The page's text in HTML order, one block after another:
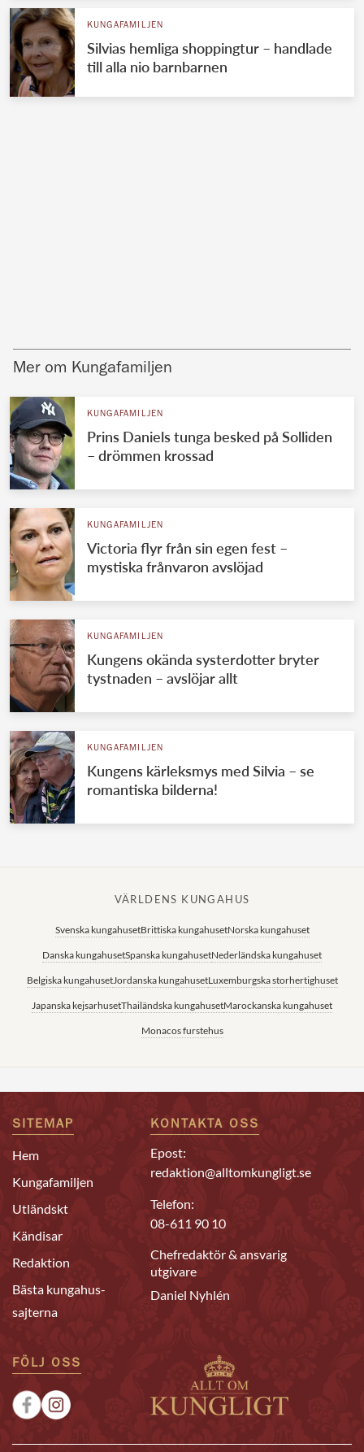
KUNGAFAMILJEN
Silvias hemliga shoppingtur – handlade
till alla nio barnbarnen
Mer om Kungafamiljen
KUNGAFAMILJEN
Prins Daniels tunga besked på Solliden
– drömmen krossad
KUNGAFAMILJEN
Victoria flyr från sin egen fest –
mystiska frånvaron avslöjad
KUNGAFAMILJEN
Kungens okända systerdotter bryter
tystnaden – avslöjar allt
KUNGAFAMILJEN
Kungens kärleksmys med Silvia – se
romantiska bilderna!
VÄRLDENS KUNGAHUS
Svenska kungahusetBrittiska kungahusetNorska kungahuset
Danska kungahusetSpanska kungahusetNederländska kungahuset
Belgiska kungahusetJordanska kungahusetLuxemburgska storhertighuset
Japanska kejsarhusetThailändska kungahusetMarockanska kungahuset
Monacos furstehus
SITEMAP
Hem
Kungafamiljen
Utländskt
Kändisar
Redaktion
Bästa kungahus-
sajterna
KONTAKTA OSS
Epost:
redaktion@alltomkungligt.se
Telefon:
08-611 90 10
Chefredaktör & ansvarig
utgivare
Daniel Nyhlén
FÖLJ OSS